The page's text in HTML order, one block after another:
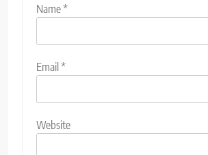
Name*
Email*
Website